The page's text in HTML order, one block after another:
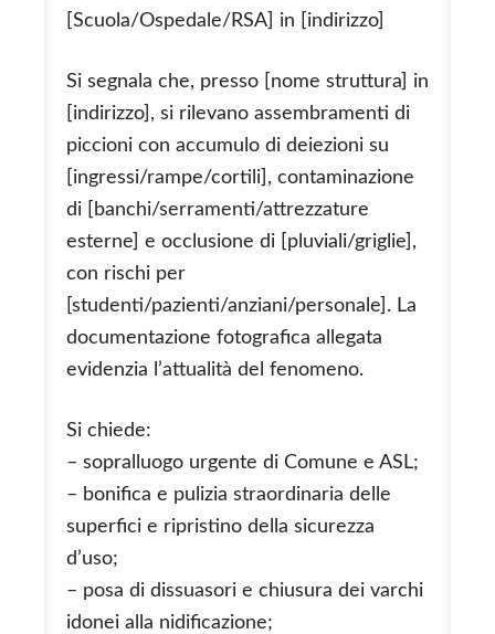
[Scuola/Ospedale/RSA] in [indirizzo]
Si segnala che, presso [nome struttura] in
[indirizzo], si rilevano assembramenti di
piccioni con accumulo di deiezioni su
[ingressi/rampe/cortili], contaminazione
di [banchi/serramenti/attrezzature
esterne] e occlusione di [pluviali/griglie],
con rischi per
[studenti/pazienti/anziani/personale]. La
documentazione fotografica allegata
evidenzia l’attualità del fenomeno.
Si chiede:
– sopralluogo urgente di Comune e ASL;
– bonifica e pulizia straordinaria delle
superfici e ripristino della sicurezza
d’uso;
– posa di dissuasori e chiusura dei varchi
idonei alla nidificazione;